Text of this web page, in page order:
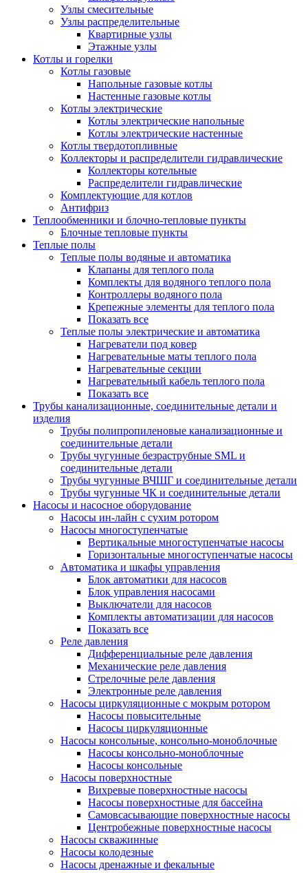
Узлы смесительные
Узлы распределительные
Квартирные узлы
Этажные узлы
Котлы и горелки
Котлы газовые
Напольные газовые котлы
Настенные газовые котлы
Котлы электрические
Котлы электрические напольные
Котлы электрические настенные
Котлы твердотопливные
Коллекторы и распределители гидравлические
Коллекторы котельные
Распределители гидравлические
Комплектующие для котлов
Антифриз
Теплообменники и блочно-тепловые пункты
Блочные тепловые пункты
Теплые полы
Теплые полы водяные и автоматика
Клапаны для теплого пола
Комплекты для водяного теплого пола
Контроллеры водяного пола
Крепежные элементы для теплого пола
Показать все
Теплые полы электрические и автоматика
Нагреватели под ковер
Нагревательные маты теплого пола
Нагревательные секции
Нагревательный кабель теплого пола
Показать все
Трубы канализационные, соединительные детали и
изделия
Трубы полипропиленовые канализационные и
соединительные детали
Трубы чугунные безраструбные SML и
соединительные детали
Трубы чугунные ВЧШГ и соединительные детали
Трубы чугунные ЧК и соединительные детали
Насосы и насосное оборудование
Насосы ин-лайн с сухим ротором
Насосы многоступенчатые
Вертикальные многоступенчатые насосы
Горизонтальные многоступенчатые насосы
Автоматика и шкафы управления
Блок автоматики для насосов
Блок управления насосами
Выключатели для насосов
Комплекты автоматизации для насосов
Показать все
Реле давления
Дифференциальные реле давления
Механические реле давления
Стрелочные реле давления
Электронные реле давления
Насосы циркуляционные с мокрым ротором
Насосы повысительные
Насосы циркуляционные
Насосы консольные, консольно-моноблочные
Насосы консольно-моноблочные
Насосы консольные
Насосы поверхностные
Вихревые поверхностные насосы
Насосы поверхностные для бассейна
Самовсасывающие поверхностные насосы
Центробежные поверхностные насосы
Насосы скважинные
Насосы колодезные
Насосы дренажные и фекальные